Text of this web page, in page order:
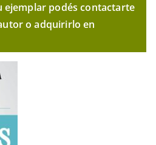
ejemplar podés contactarte
o adquirirlo en